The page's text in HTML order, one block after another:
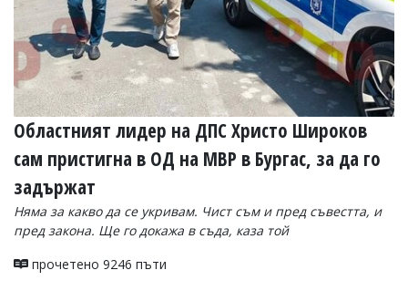
носи
отговорност
за
тях!
Ако
откриете
обиден
за
вас
коментар,
сигнализирайте
ни!
Областният лидер на ДПС Христо Широков
сам пристигна в ОД на МВР в Бургас, за да го
задържат
Няма за какво да се укривам. Чист съм и пред съвестта, и
пред закона. Ще го докажа в съда, каза той
прочетено 9246 пъти